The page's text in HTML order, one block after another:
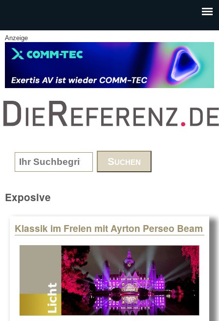
Anzeige
www.DieReferenz.de
Search form
Exposive
Klassik im Freien mit Ayrton Perseo Beam